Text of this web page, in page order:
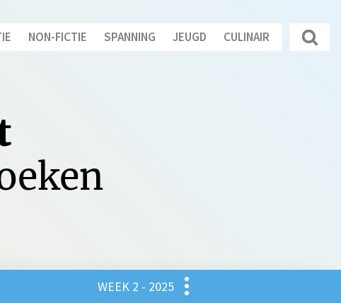
NON-FICTIE SPANNING JEUGD CULINAIR
Jeugd
Culinair
WEEK 2 - 2025